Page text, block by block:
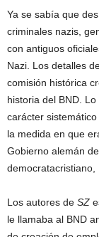
Ya se sabía que
criminales nazis,
con antiguos
Nazi. Los detalles
comisión histórica
historia del BND.
carácter
la medida en que
Gobierno alemán
democratacristiano,
Los autores de SZ
le llamaba al BND